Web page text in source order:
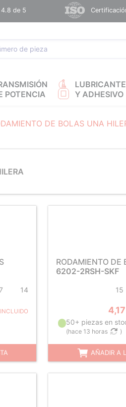
de 5
POTENCIA
LUBRICANTE
Y ADHESIVO
DE BOLAS UNA
14
RODAMIENTO DE
6202-2RSH-SKF
15
50+ piezas en
(hace 13 horas )
AÑADIR A